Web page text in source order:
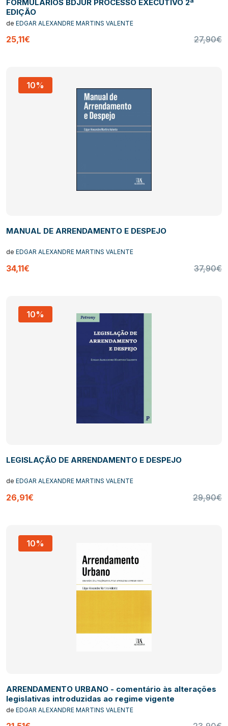
FORMULARIOS BDJUR PROCESSO EXECUTIVO 2ª
EDIÇÃO
de EDGAR ALEXANDRE MARTINS VALENTE
25,11€ 27,90€
10%
MANUAL DE ARRENDAMENTO E DESPEJO
de EDGAR ALEXANDRE MARTINS VALENTE
34,11€ 37,90€
10%
LEGISLAÇÃO DE ARRENDAMENTO E DESPEJO
de EDGAR ALEXANDRE MARTINS VALENTE
26,91€ 29,90€
10%
ARRENDAMENTO URBANO - comentário às alterações
legislativas introduzidas ao regime vigente
de EDGAR ALEXANDRE MARTINS VALENTE